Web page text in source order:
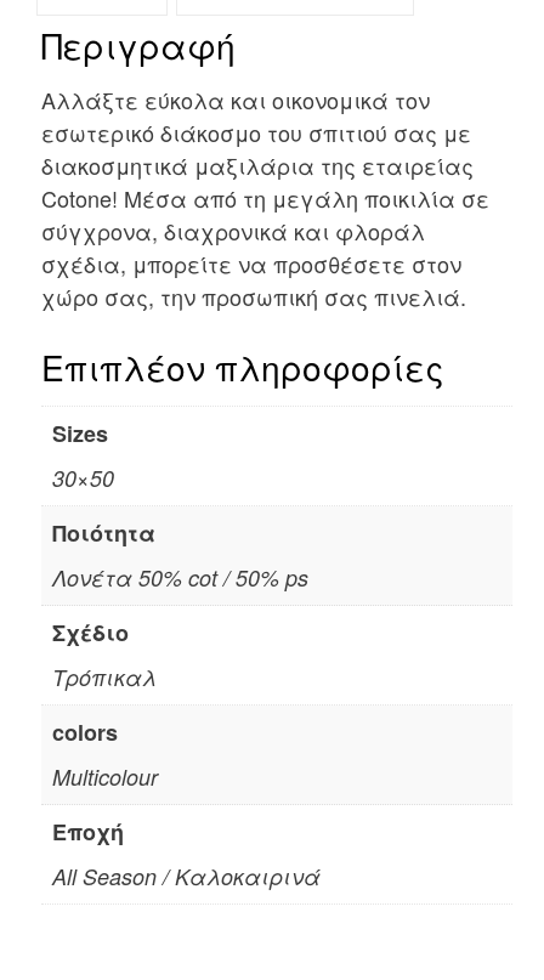
Περιγραφή
Αλλάξτε εύκολα και οικονομικά τον
εσωτερικό διάκοσμο του σπιτιού σας με
διακοσμητικά μαξιλάρια της εταιρείας
Cotone! Μέσα από τη μεγάλη ποικιλία σε
σύγχρονα, διαχρονικά και φλοράλ
σχέδια, μπορείτε να προσθέσετε στον
χώρο σας, την προσωπική σας πινελιά.
Επιπλέον πληροφορίες
Sizes
30×50
Ποιότητα
Λονέτα 50% cot / 50% ps
Σχέδιο
Τρόπικαλ
colors
Multicolour
Εποχή
All Season / Καλοκαιρινά